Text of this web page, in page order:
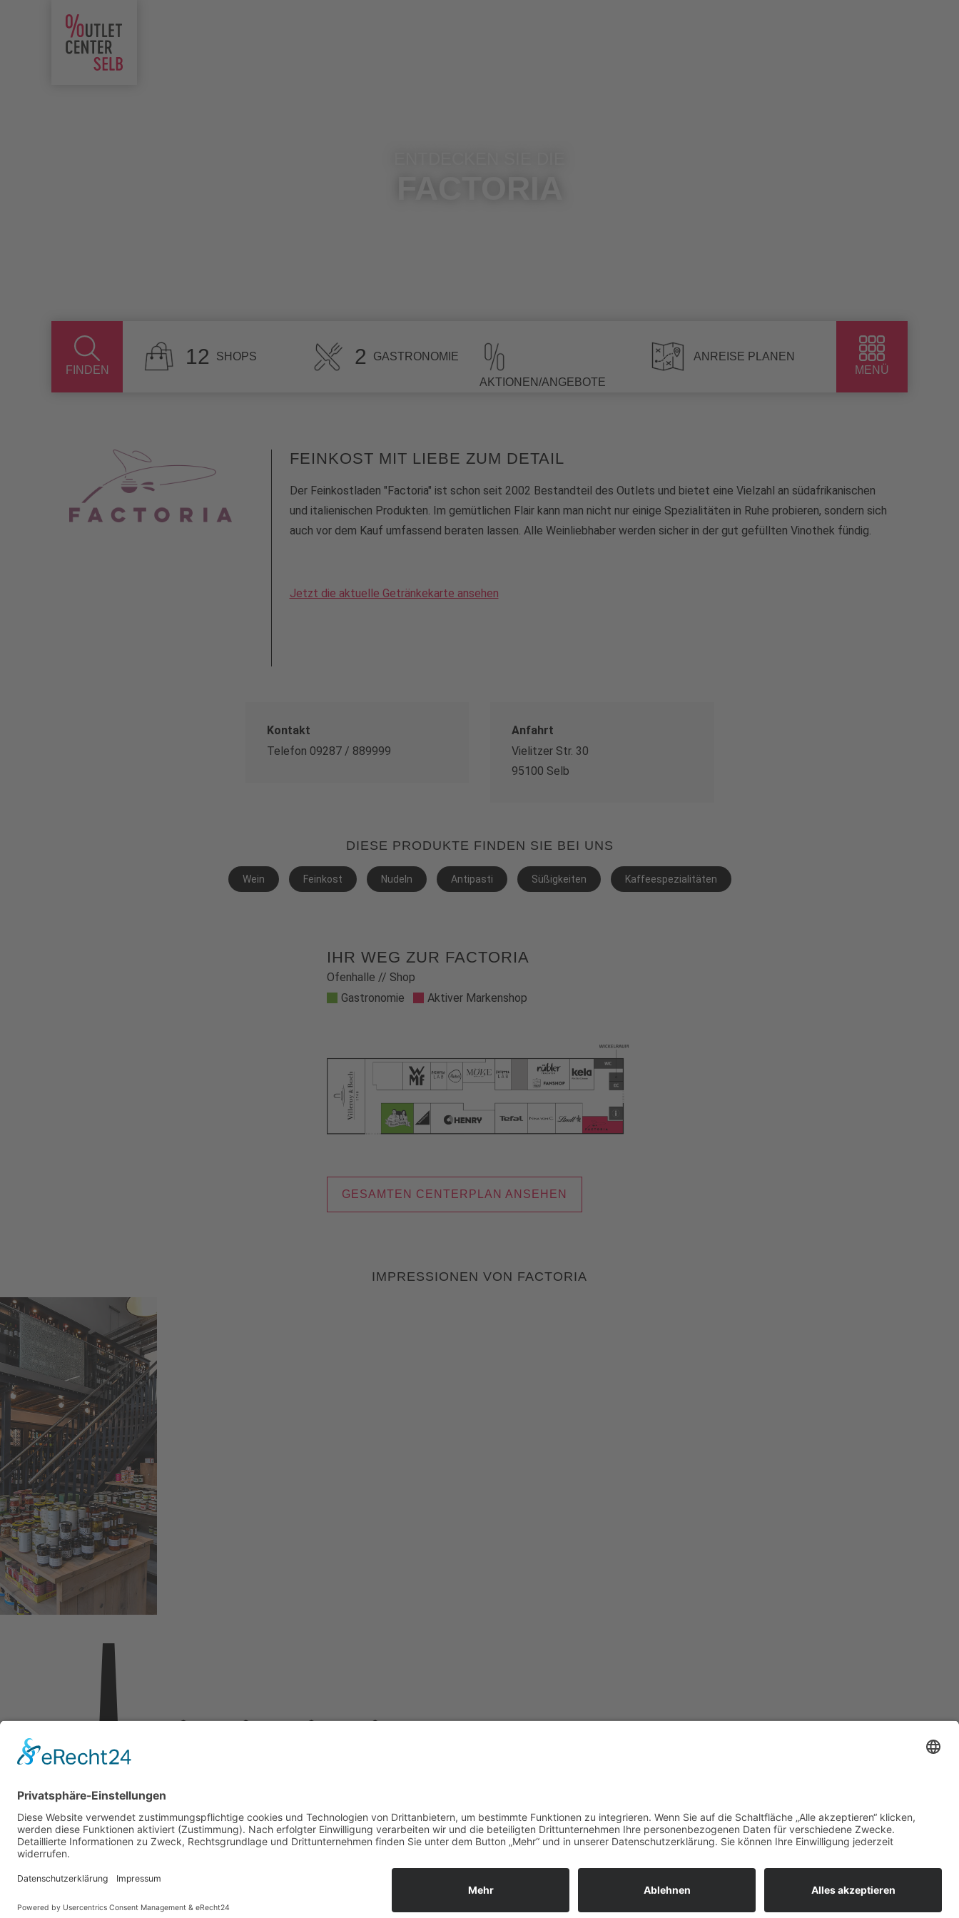
FINDEN
12 SHOPS 2 GASTRONOMIE
AKTIONEN/ANGEBOTE
ANREISE PLANEN
MENÜ
FEINKOST MIT LIEBE ZUM DETAIL
Der Feinkostladen "Factoria" ist schon seit 2002 Bestandteil des Outlets und bietet eine Vielzahl an südafrikanischen
und italienischen Produkten. Im gemütlichen Flair kann man nicht nur einige Spezialitäten in Ruhe probieren, sondern sich
auch vor dem Kauf umfassend beraten lassen. Alle Weinliebhaber werden sicher in der gut gefüllten Vinothek fündig.
Jetzt die aktuelle Getränkekarte ansehen
Kontakt
Telefon 09287 / 889999
Anfahrt
Vielitzer Str. 30
95100 Selb
DIESE PRODUKTE FINDEN SIE BEI UNS
Wein Feinkost Nudeln Antipasti Süßigkeiten Kaffeespezialitäten
IHR WEG ZUR FACTORIA
Ofenhalle // Shop
Gastronomie
Aktiver Markenshop
GESAMTEN CENTERPLAN ANSEHEN
IMPRESSIONEN VON FACTORIA
Outlet Center Selb
95100 Selb
+49 9287 30 700 3 - 0
Weitere Infos HIER!
KARRIERE KONTAKT & ANFAHRT COOKIE-EINSTELLUNGEN
IMPRESSUM
DATENSCHUTZ